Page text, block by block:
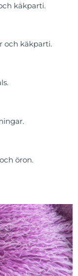
käkparti.
och käkparti.
öron.